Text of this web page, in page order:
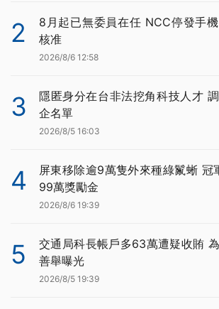
2
8月起已無委員在任 NCC停發手
核准
2026/8/6 12:58
3
隱匿身分在台非法挖角科技人才
企名單
2026/8/5 16:03
4
屏東移除逾9萬隻外來種綠鬣蜥 冠
99萬獎勵金
2026/8/6 19:39
5
交通局科長帳戶多63萬遭疑收賄
善舉曝光
2026/8/5 19:39